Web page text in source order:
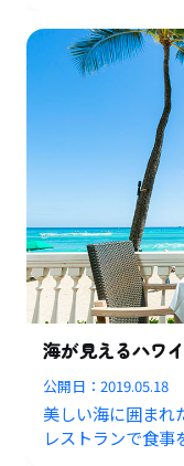
海が見えるハワ
公開日：2019.05.18
美しい海に囲まれ
レストランで食事